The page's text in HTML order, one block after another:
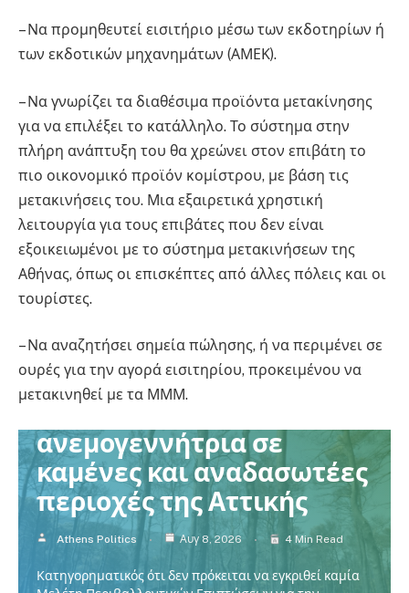
– Να προμηθευτεί εισιτήριο μέσω των εκδοτηρίων ή
των εκδοτικών μηχανημάτων (ΑΜΕΚ).
– Να γνωρίζει τα διαθέσιμα προϊόντα μετακίνησης
για να επιλέξει το κατάλληλο. Το σύστημα στην
πλήρη ανάπτυξη του θα χρεώνει στον επιβάτη το
πιο οικονομικό προϊόν κομίστρου, με βάση τις
μετακινήσεις του. Μια εξαιρετικά χρηστική
λειτουργία για τους επιβάτες που δεν είναι
εξοικειωμένοι με το σύστημα μετακινήσεων της
Αθήνας, όπως οι επισκέπτες από άλλες πόλεις και οι
τουρίστες.
– Να αναζητήσει σημεία πώλησης, ή να περιμένει σε
ουρές για την αγορά εισιτηρίου, προκειμένου να
μετακινηθεί με τα ΜΜΜ.
Πολιτική
Χαρδαλιάς: Καμία
ανεμογεννήτρια σε
καμένες και αναδασωτέες
περιοχές της Αττικής
Athens Politics Αυγ 8, 2026 4 Min Read
Κατηγορηματικός ότι δεν πρόκειται να εγκριθεί καμία